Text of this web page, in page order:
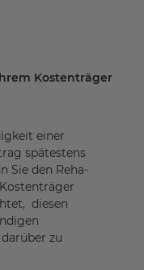
Kostenträger
einer
spätestens
Sie den Reha-
diesen
zu